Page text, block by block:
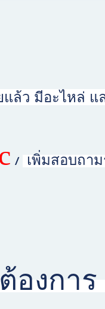
แล้ว มีอะไหล่ แ
/ เพิ่มสอบถา
งการ